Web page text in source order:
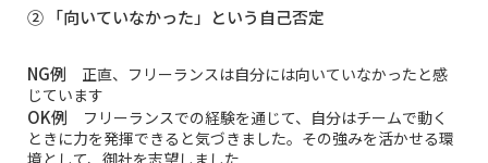
② 「向いていなかった」という自己否定
NG例 正直、フリーランスは自分には向いていなかったと感
じています
OK例 フリーランスでの経験を通じて、自分はチームで動く
ときに力を発揮できると気づきました。その強みを活かせる環
境として、御社を志望しました